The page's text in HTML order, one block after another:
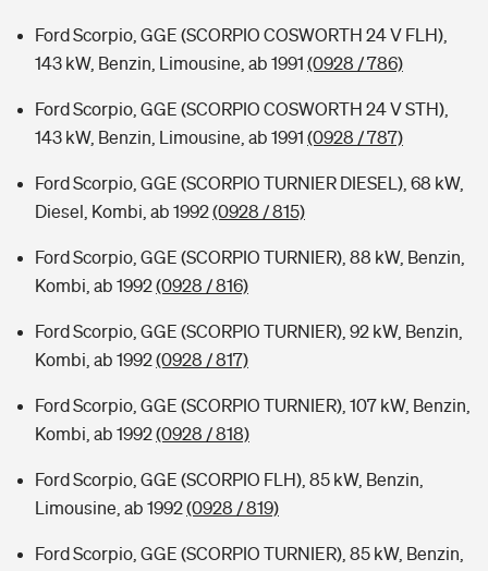
Ford Scorpio, GGE (SCORPIO COSWORTH 24 V FLH),
143 kW, Benzin, Limousine, ab 1991 (0928 / 786)
Ford Scorpio, GGE (SCORPIO COSWORTH 24 V STH),
143 kW, Benzin, Limousine, ab 1991 (0928 / 787)
Ford Scorpio, GGE (SCORPIO TURNIER DIESEL), 68 kW,
Diesel, Kombi, ab 1992(0928 / 815)
Ford Scorpio, GGE (SCORPIO TURNIER), 88 kW, Benzin,
Kombi, ab 1992(0928 / 816)
Ford Scorpio, GGE (SCORPIO TURNIER), 92 kW, Benzin,
Kombi, ab 1992(0928 / 817)
Ford Scorpio, GGE (SCORPIO TURNIER), 107 kW, Benzin,
Kombi, ab 1992(0928 / 818)
Ford Scorpio, GGE (SCORPIO FLH), 85 kW, Benzin,
Limousine, ab 1992(0928 / 819)
Ford Scorpio, GGE (SCORPIO TURNIER), 85 kW, Benzin,